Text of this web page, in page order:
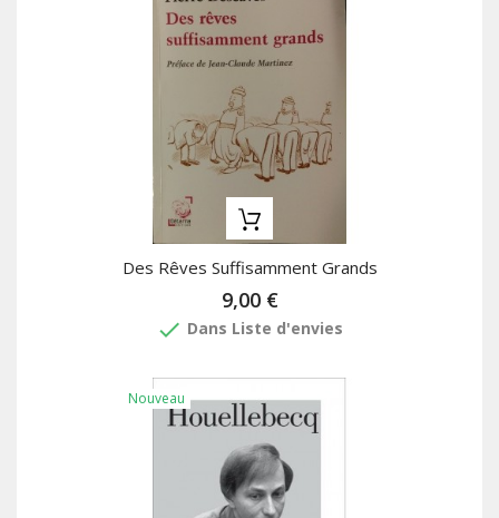
Des Rêves Suffisamment Grands
9,00 €
done Dans Liste d'envies
Nouveau